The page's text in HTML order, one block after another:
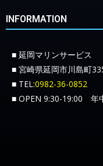
INFORMATION
■ 延岡マリンサービス
■ 宮崎県延岡市川島町
■ TEL:0982-36-0852
■ OPEN 9:30-19:00 年